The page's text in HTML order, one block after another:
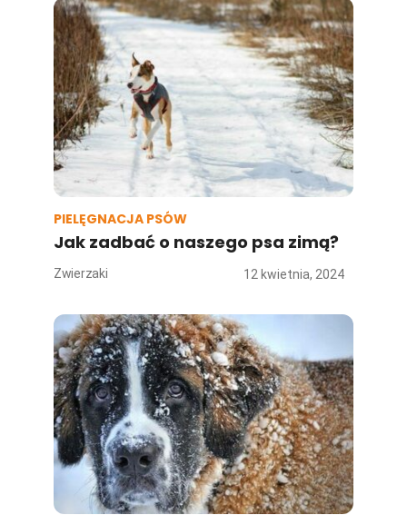
PIELĘGNACJA PSÓW
Jak zadbać o naszego psa zimą?
Zwierzaki 12 kwietnia, 2024